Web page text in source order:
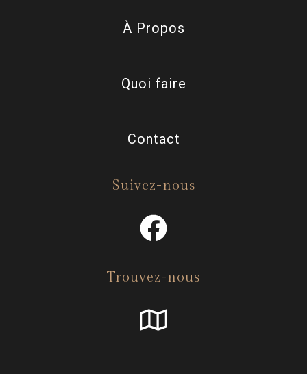
À Propos
Quoi faire
Contact
Suivez-nous
Trouvez-nous